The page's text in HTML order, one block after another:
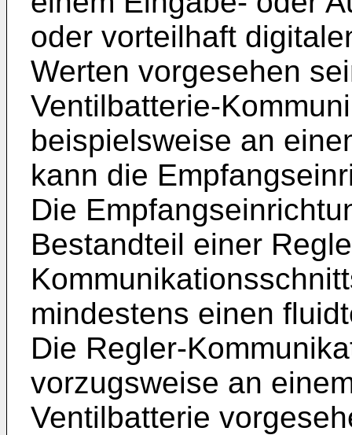
oder vorteilhaft
Werten vorgesehen
Ventilbatterie-
beispielsweise an
kann die
Die
Bestandteil einer
mindestens einen
Die Regler-
vorzugsweise an
Ventilbatterie